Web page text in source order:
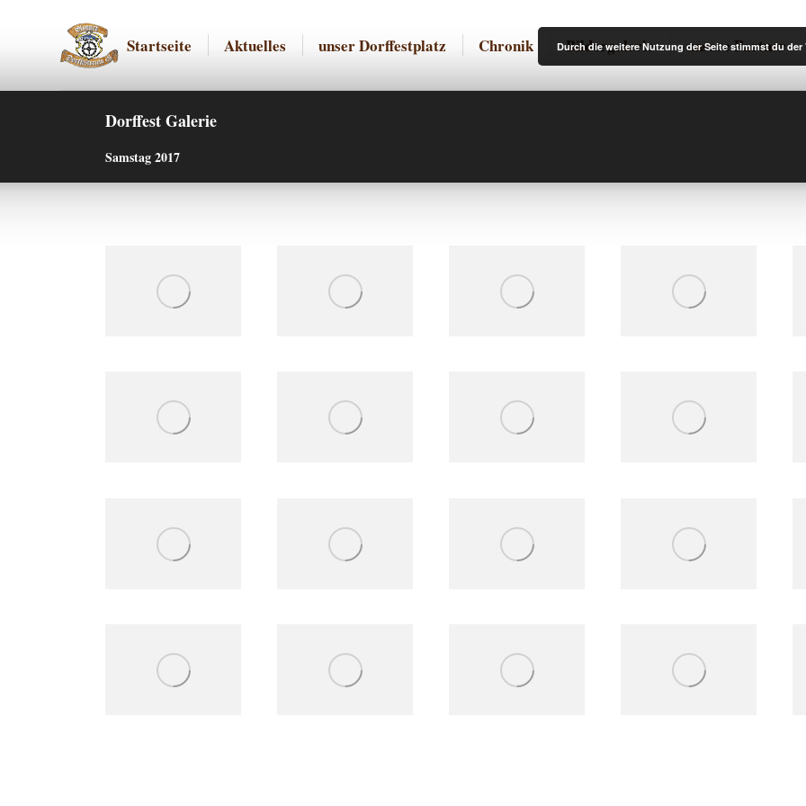
Startseite Aktuelles unser Dorffestplatz Chronik Bildergalerie unsere Partner
Dorffest Galerie
Samstag 2017
Durch die weitere Nutzung der Seite stimmst du
Startseite Aktuelles unser Dorffestplatz Chronik Bildergalerie unsere